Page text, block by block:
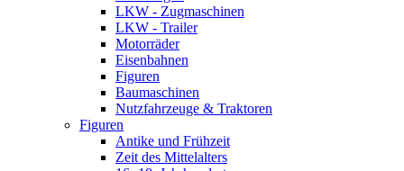
LKW - Zugmaschinen
LKW - Trailer
Motorräder
Eisenbahnen
Figuren
Baumaschinen
Nutzfahrzeuge & Traktoren
Figuren
Antike und Frühzeit
Zeit des Mittelalters